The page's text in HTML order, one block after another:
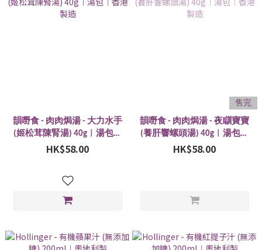
韻嘢食 - 肉肉焗湯 - 大力水手
(姬松茸陳腎湯) 40g︱湯包︱
香港製造
HK$58.00
售完
韻嘢食 - 肉肉焗湯 - 夜瞓寶寶
(養肝響螺頭湯) 40g︱湯包︱
香港製造
HK$58.00